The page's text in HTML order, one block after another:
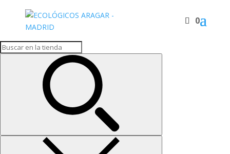
0
HEMOCIN
7,50 €
Ungüento elaborado a base de cera virgen y especies
vegetales
cantidad